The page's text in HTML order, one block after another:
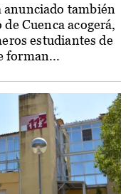
también
Cuenca acogerá,
estudiantes de
forman...